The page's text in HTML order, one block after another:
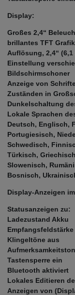
Display:
Großes 2,4“
brillantes TFT
Auflösung, 2,4“
Einstellung
Bildschirmschoner
Anzeige von
Zuständen in
Dunkelschaltung
Lokale Sprachen
Deutsch, Englisch,
Portugiesisch,
Schwedisch,
Türkisch,
Slowenisch,
Bosnisch,
Display-Anzeigen
Statusanzeigen zu:
Ladezustand Akku
Empfangsfeldstärke
Klingeltöne aus
Tastensperre ein
Bluetooth aktiviert
Lokales Editieren
Anzeigen von